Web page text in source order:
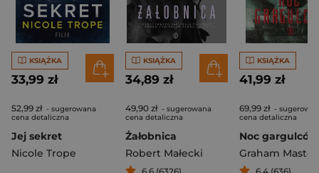
KSIĄŻKA
33,99 zł
52,99 zł - sugerowana
cena detaliczna
Jej sekret
Nicole Trope
KSIĄŻKA
34,89 zł
49,90 zł - sugerowana
cena detaliczna
Żałobnica
Robert Małecki
KSIĄŻKA
41,99 zł
69,99 zł -
cena detaliczna
Noc gargulców
Graham